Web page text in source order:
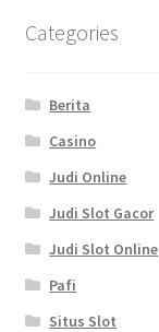
Categories
Berita
Casino
Judi Online
Judi Slot Gacor
Judi Slot Online
Pafi
Situs Slot